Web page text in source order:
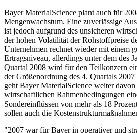
Bayer MaterialScience plant auch für
Mengenwachstum. Eine zuverlässige
ist jedoch aufgrund des unsicheren
der hohen Volatilität der Rohstoffpreise
Unternehmen rechnet wieder mit einem
Ertragsniveau, allerdings unter dem des
Quartal 2008 wird für den Teilkonzern
der Größenordnung des 4. Quartals
geht Bayer MaterialScience weiter davon
wirtschaftlichen Rahmenbedingungen
Sondereinflüssen von mehr als 18
sollen auch die
"2007 war für Bayer in operativer und